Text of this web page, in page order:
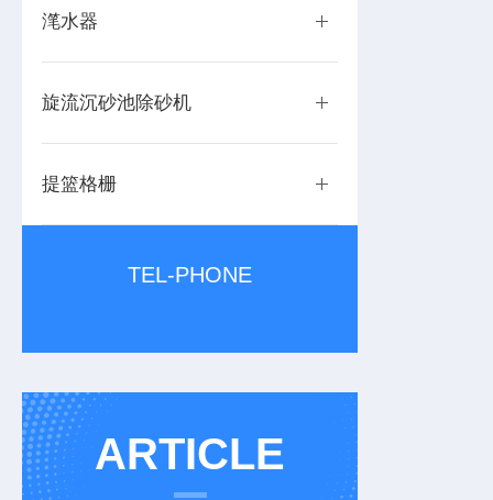
滗水器
旋流沉砂池除砂机
提篮格栅
TEL-PHONE
ARTICLE